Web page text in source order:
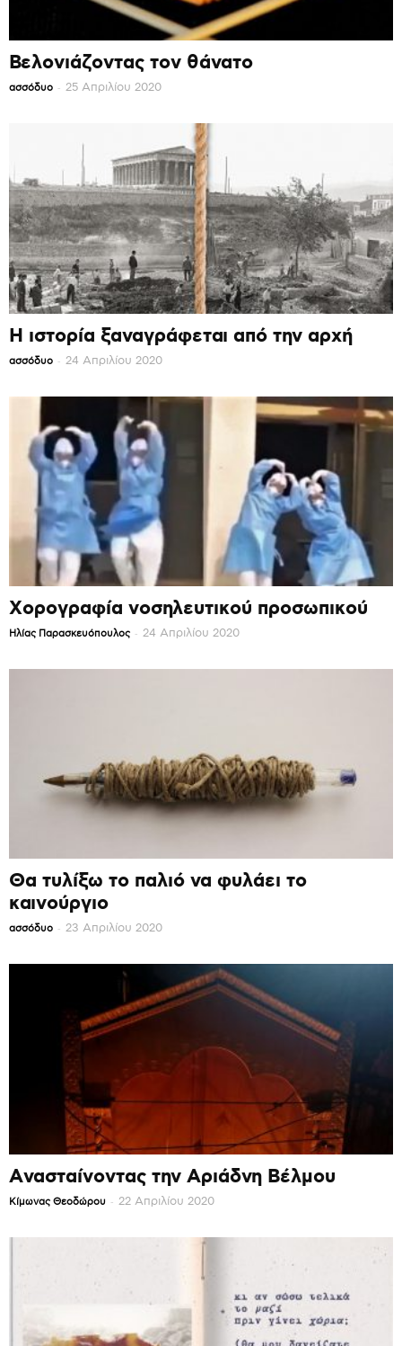
Βελονιάζοντας τον θάνατο
ασσόδυο - 25 Απριλίου 2020
Η ιστορία ξαναγράφεται από την αρχή
ασσόδυο - 24 Απριλίου 2020
Χορογραφία νοσηλευτικού προσωπικού
Ηλίας Παρασκευόπουλος - 24 Απριλίου 2020
Θα τυλίξω το παλιό να φυλάει το
καινούργιο
ασσόδυο - 23 Απριλίου 2020
Ανασταίνοντας την Αριάδνη Βέλμου
Κίμωνας Θεοδώρου - 22 Απριλίου 2020